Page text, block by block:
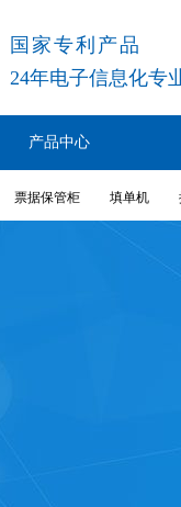
国家专利产品
24年电子信息化专
产品中心
票据保管柜 填单机